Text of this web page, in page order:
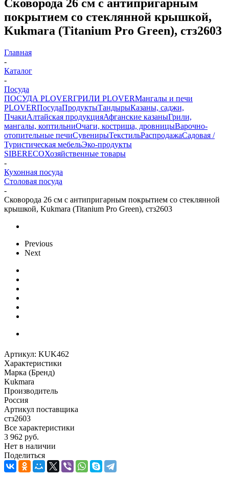
Сковорода 26 см с антипригарным
покрытием со стеклянной крышкой,
Kukmara (Titanium Pro Green), стз2603
Главная
-
Каталог
-
Посуда
ПОСУДА PLOVERГРИЛИ PLOVERМангалы и печи
PLOVERПосудаПродуктыТандырыКазаны, саджи,
ПчакиАлтайская продукцияАфганские казаныГрили,
мангалы, коптильниОчаги, кострища, дровницыВарочно-
отопительные печиСувенирыТекстильРаспродажаСадовая /
Туристическая мебельЭко-продукты
SIBERECOХозяйственные товары
-
Кухонная посуда
Столовая посуда
-
Сковорода 26 см с антипригарным покрытием со стеклянной
крышкой, Kukmara (Titanium Pro Green), стз2603
Previous
Next
Артикул: KUK462
Характеристики
Марка (Бренд)
Kukmara
Производитель
Россия
Артикул поставщика
стз2603
Все характеристики
3 962 руб.
Нет в наличии
Поделиться